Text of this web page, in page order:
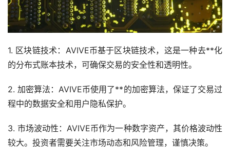
1. 区块链技术：AVIVE币基于区块链技术，这是一种去**化
的分布式账本技术，可确保交易的安全性和透明性。
2. 加密算法：AVIVE币使用了**的加密算法，保证了交易过
程中的数据安全和用户隐私保护。
3. 市场波动性：AVIVE币作为一种数字资产，其价格波动性
较大。投资者需要关注市场动态和风险管理，谨慎决策。